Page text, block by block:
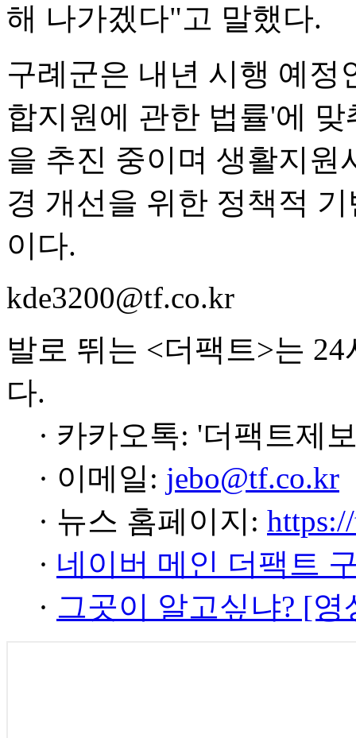
해 나가겠다"고 말했다.
구례군은 내년 시행 예정
합지원에 관한 법률'에
을 추진 중이며 생활지원
경 개선을 위한 정책적
이다.
kde3200@tf.co.kr
발로 뛰는 <더팩트>는
다.
· 카카오톡: '더팩트제
· 이메일: jebo@tf.co.kr
· 뉴스 홈페이지:
· 네이버 메인 더팩트
· 그곳이 알고싶냐? [